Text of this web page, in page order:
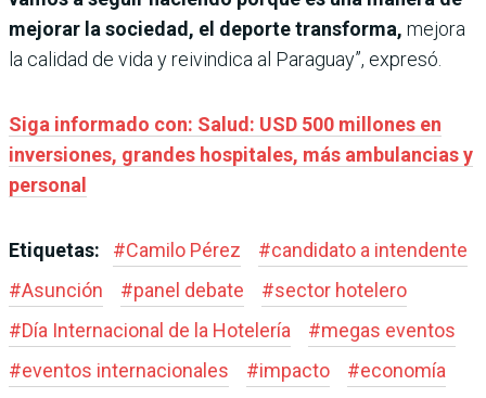
mejorar la sociedad, el deporte transforma, mejora
la calidad de vida y reivindica al Paraguay”, expresó.
Siga informado con: Salud: USD 500 millones en
inversiones, grandes hospitales, más ambulancias y
personal
Etiquetas: #Camilo Pérez #candidato a intendente
#Asunción #panel debate #sector hotelero
#Día Internacional de la Hotelería #megas eventos
#eventos internacionales #impacto #economía